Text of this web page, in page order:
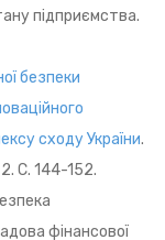
підприємства.
безпеки
сходу України.
С. 144-152.
фінансової